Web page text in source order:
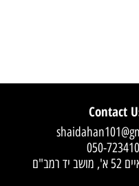
Contact
050-